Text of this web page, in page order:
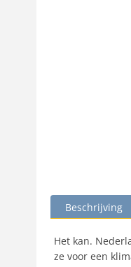
Beschrijving
Het kan.
ze voor een